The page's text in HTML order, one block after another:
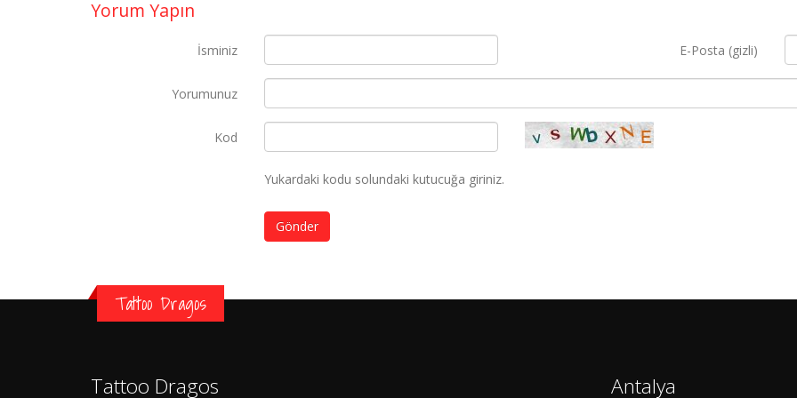
Yorum Yapın
İsminiz E-Posta (gizli)
Yorumunuz
Kod
Yukardaki kodu solundaki kutucuğa giriniz.
Gönder
Tattoo Dragos
Tattoo Dragos Antalya